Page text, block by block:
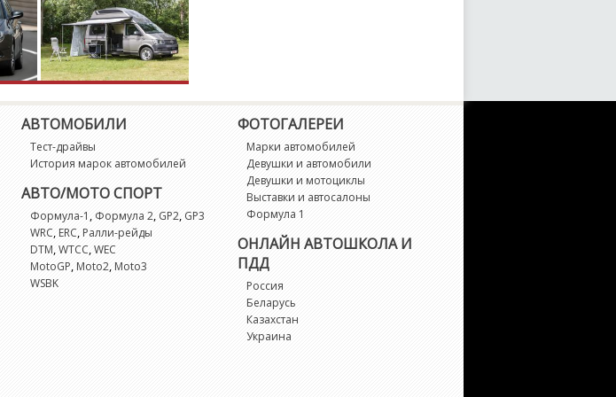
GL-Class
GLA-Class
GLA-Class AMG
GLB-Class
GLB-Class AMG
АВТОМОБИЛИ
Тест-драйвы
История марок автомобилей
АВТО/МОТО СПОРТ
Формула-1 , Формула 2, GP2, GP3
WRC,ERC,Ралли-рейды
DTM,WTCC,WEC
MotoGP,Moto2,Moto3
WSBK
ФОТОГАЛЕРЕИ
Марки автомобилей
Девушки и автомобили
Девушки и мотоциклы
Выставки и автосалоны
Формула 1
ОНЛАЙН АВТОШКОЛА И
ПДД
Россия
Беларусь
Казахстан
Украина